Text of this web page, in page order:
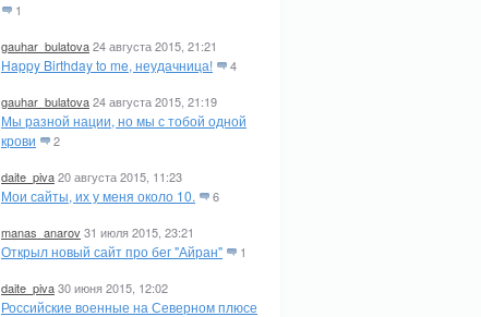
1
gauhar_bulatova24 августа 2015, 21:21
Happy Birthday to me, неудачница! 4
gauhar_bulatova24 августа 2015, 21:19
Мы разной нации, но мы с тобой одной
крови
2
daite_piva20 августа 2015, 11:23
Мои сайты, их у меня около 10. 6
manas_anarov31 июля 2015, 23:21
Открыл новый сайт про бег "Айран" 1
daite_piva30 июня 2015, 12:02
Российские военные на Северном плюсе